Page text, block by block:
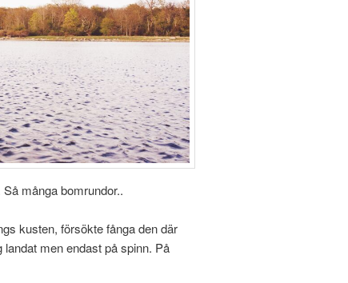
många bomrundor..
kusten, försökte fånga den där
men endast på spinn. På